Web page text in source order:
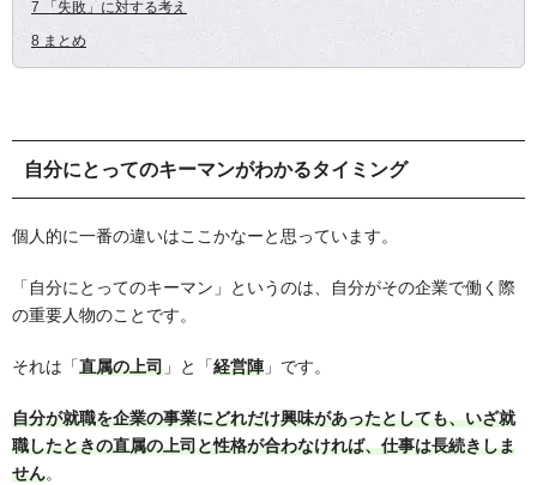
7 「失敗」に対する考え
8 まとめ
自分にとってのキーマンがわかるタイミング
個人的に一番の違いはここかなーと思っています。
「自分にとってのキーマン」というのは、自分がその企業で働く際
の重要人物のことです。
それは「直属の上司 」と「経営陣」です。
自分が就職を企業の事業にどれだけ興味があったとしても、いざ就
職したときの直属の上司と性格が合わなければ、仕事は長続きしま
せん。